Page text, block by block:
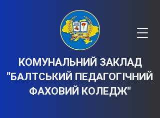
КОМУНАЛЬНИЙ ЗАКЛАД
"БАЛТСЬКИЙ ПЕДАГОГІЧНИЙ
ФАХОВИЙ КОЛЕДЖ"